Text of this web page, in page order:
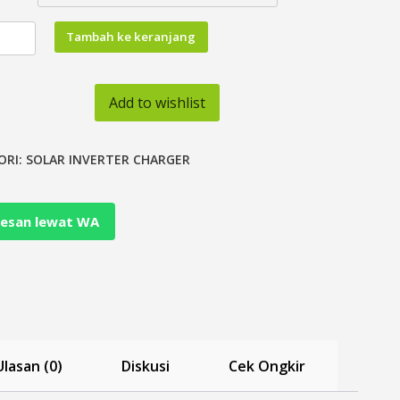
Tambah ke keranjang
Add to wishlist
SOLAR INVERTER CHARGER
lewat WA
(0) Diskusi Cek Ongkir